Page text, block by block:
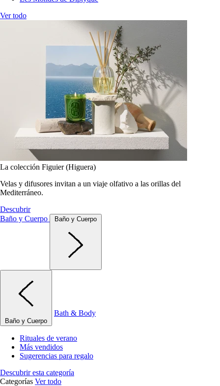
Ver todo
La colección Figuier (Higuera)
Velas y difusores invitan a un viaje olfativo a las orillas del
Mediterráneo.
Descubrir
Baño y Cuerpo
Baño y Cuerpo
Baño y Cuerpo
Bath & Body
Rituales de verano
Más vendidos
Sugerencias para regalo
Descubrir esta categoría
Categorías Ver todo